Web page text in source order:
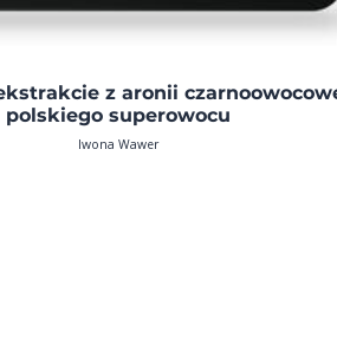
z aronii
polskiego superowocu
Iwona Wawer